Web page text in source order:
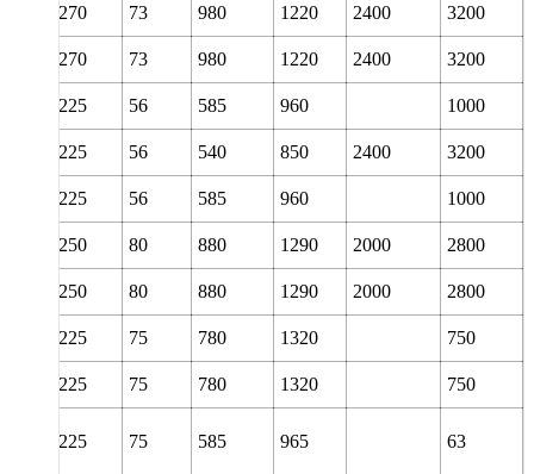
270 73 980 1220 2400 3200
270 73 980 1220 2400 3200
225 56 585 960 1000
225 56 540 850 2400 3200
225 56 585 960 1000
250 80 880 1290 2000 2800
250 80 880 1290 2000 2800
225 75 780 1320 750
225 75 780 1320 750
225 75 585 965 63